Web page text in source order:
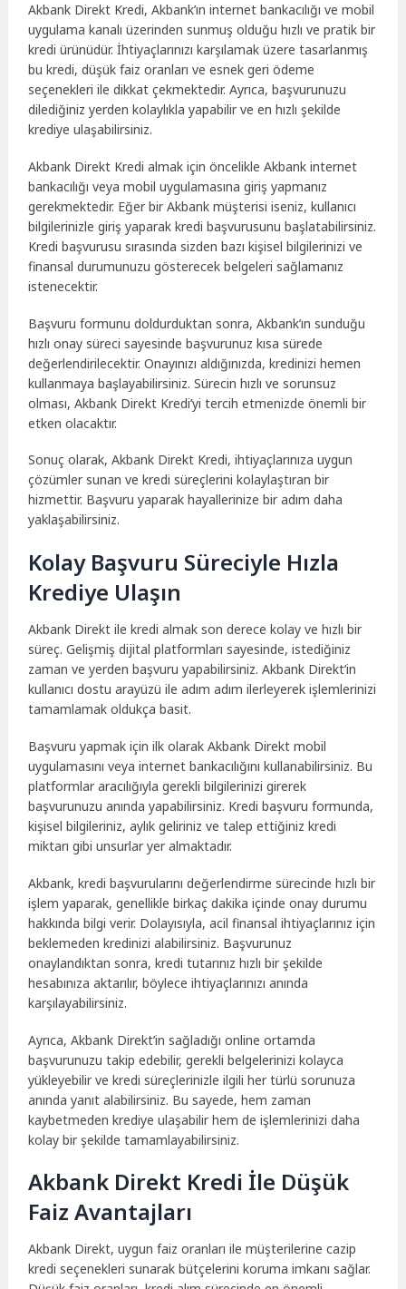
Akbank Direkt Kredi, Akbank’ın internet bankacılığı ve mobil
uygulama kanalı üzerinden sunmuş olduğu hızlı ve pratik bir
kredi ürünüdür. İhtiyaçlarınızı karşılamak üzere tasarlanmış
bu kredi, düşük faiz oranları ve esnek geri ödeme
seçenekleri ile dikkat çekmektedir. Ayrıca, başvurunuzu
dilediğiniz yerden kolaylıkla yapabilir ve en hızlı şekilde
krediye ulaşabilirsiniz.
Akbank Direkt Kredi almak için öncelikle Akbank internet
bankacılığı veya mobil uygulamasına giriş yapmanız
gerekmektedir. Eğer bir Akbank müşterisi iseniz, kullanıcı
bilgilerinizle giriş yaparak kredi başvurusunu başlatabilirsiniz.
Kredi başvurusu sırasında sizden bazı kişisel bilgilerinizi ve
finansal durumunuzu gösterecek belgeleri sağlamanız
istenecektir.
Başvuru formunu doldurduktan sonra, Akbank’ın sunduğu
hızlı onay süreci sayesinde başvurunuz kısa sürede
değerlendirilecektir. Onayınızı aldığınızda, kredinizi hemen
kullanmaya başlayabilirsiniz. Sürecin hızlı ve sorunsuz
olması, Akbank Direkt Kredi’yi tercih etmenizde önemli bir
etken olacaktır.
Sonuç olarak, Akbank Direkt Kredi, ihtiyaçlarınıza uygun
çözümler sunan ve kredi süreçlerini kolaylaştıran bir
hizmettir. Başvuru yaparak hayallerinize bir adım daha
yaklaşabilirsiniz.
Kolay Başvuru Süreciyle Hızla
Krediye Ulaşın
Akbank Direkt ile kredi almak son derece kolay ve hızlı bir
süreç. Gelişmiş dijital platformları sayesinde, istediğiniz
zaman ve yerden başvuru yapabilirsiniz. Akbank Direkt’in
kullanıcı dostu arayüzü ile adım adım ilerleyerek işlemlerinizi
tamamlamak oldukça basit.
Başvuru yapmak için ilk olarak Akbank Direkt mobil
uygulamasını veya internet bankacılığını kullanabilirsiniz. Bu
platformlar aracılığıyla gerekli bilgilerinizi girerek
başvurunuzu anında yapabilirsiniz. Kredi başvuru formunda,
kişisel bilgileriniz, aylık geliriniz ve talep ettiğiniz kredi
miktarı gibi unsurlar yer almaktadır.
Akbank, kredi başvurularını değerlendirme sürecinde hızlı bir
işlem yaparak, genellikle birkaç dakika içinde onay durumu
hakkında bilgi verir. Dolayısıyla, acil finansal ihtiyaçlarınız için
beklemeden kredinizi alabilirsiniz. Başvurunuz
onaylandıktan sonra, kredi tutarınız hızlı bir şekilde
hesabınıza aktarılır, böylece ihtiyaçlarınızı anında
karşılayabilirsiniz.
Ayrıca, Akbank Direkt’in sağladığı online ortamda
başvurunuzu takip edebilir, gerekli belgelerinizi kolayca
yükleyebilir ve kredi süreçlerinizle ilgili her türlü sorunuza
anında yanıt alabilirsiniz. Bu sayede, hem zaman
kaybetmeden krediye ulaşabilir hem de işlemlerinizi daha
kolay bir şekilde tamamlayabilirsiniz.
Akbank Direkt Kredi İle Düşük
Faiz Avantajları
Akbank Direkt, uygun faiz oranları ile müşterilerine cazip
kredi seçenekleri sunarak bütçelerini koruma imkanı sağlar.